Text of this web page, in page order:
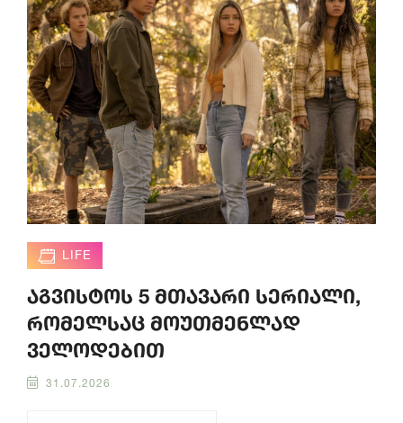
LIFE
აგვისტოს 5 მთავარი სერიალი,
რომელსაც მოუთმენლად
ველოდებით
31.07.2026